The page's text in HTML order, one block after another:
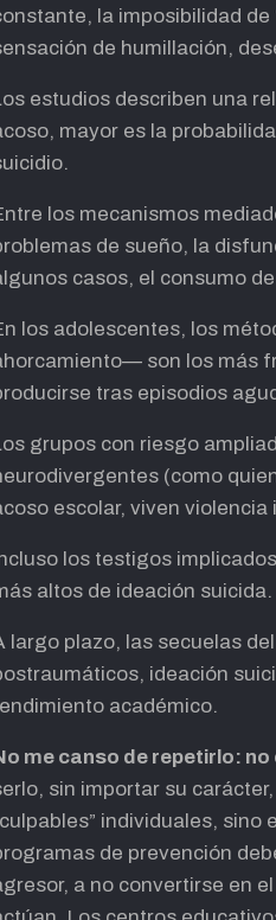
la imposibilidad
de humillación,
estudios describen una
mayor es la
los mecanismos
de sueño, la
casos, el consumo
los adolescentes, los
son los más
tras episodios
grupos con riesgo
(como
escolar, viven violencia
los testigos
altos de ideación suicida.
largo plazo, las secuelas
ideación
académico.
me canso de repetirlo:
sin importar su
individuales,
de prevención
a no convertirse en